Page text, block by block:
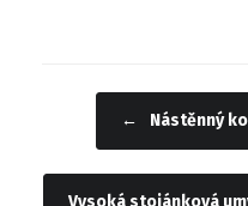
Navigace příspěvku
← Nástěnný